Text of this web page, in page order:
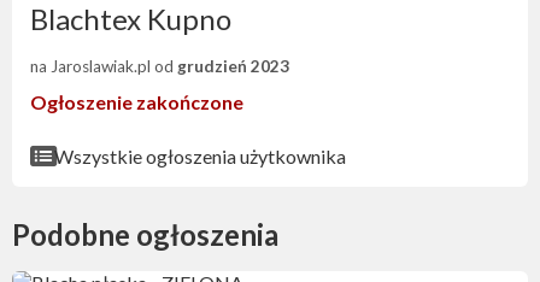
Blachtex Kupno
na Jaroslawiak.pl od grudzień 2023
Ogłoszenie zakończone
Wszystkie ogłoszenia użytkownika
Podobne ogłoszenia